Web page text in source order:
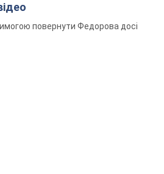
повернути Федорова досі